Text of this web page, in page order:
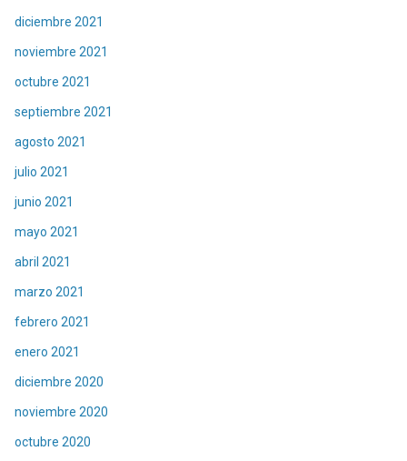
diciembre 2021
noviembre 2021
octubre 2021
septiembre 2021
agosto 2021
julio 2021
junio 2021
mayo 2021
abril 2021
marzo 2021
febrero 2021
enero 2021
diciembre 2020
noviembre 2020
octubre 2020